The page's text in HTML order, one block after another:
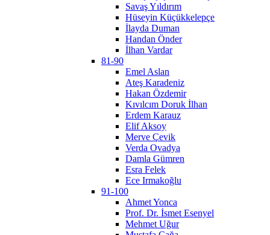
Savaş Yıldırım
Hüseyin Küçükkelepçe
İlayda Duman
Handan Önder
İlhan Vardar
81-90
Emel Aslan
Ateş Karadeniz
Hakan Özdemir
Kıvılcım Doruk İlhan
Erdem Karauz
Elif Aksoy
Merve Çevik
Verda Ovadya
Damla Gümren
Esra Felek
Ece Irmakoğlu
91-100
Ahmet Yonca
Prof. Dr. İsmet Esenyel
Mehmet Uğur